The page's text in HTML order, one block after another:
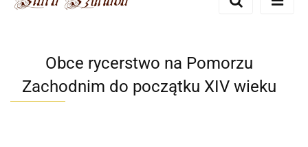
Zarejestruj się
Obce rycerstwo na Pomorzu
Zachodnim do początku XIV wieku